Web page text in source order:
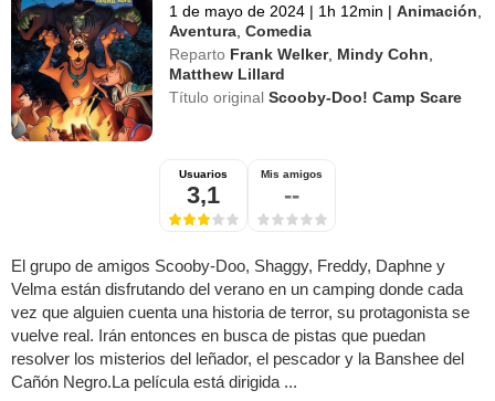
1 de mayo de 2024 | 1h 12min | Animación
Aventura ,Comedia
Reparto Frank Welker, Mindy Cohn
Matthew Lillard
Título originalScooby-Doo! Camp Scare
Usuarios
3,1
Mis amigos
--
El grupo de amigos Scooby-Doo, Shaggy, Freddy, Daphne y
Velma están disfrutando del verano en un camping donde cada
vez que alguien cuenta una historia de terror, su protagonista se
vuelve real. Irán entonces en busca de pistas que puedan
resolver los misterios del leñador, el pescador y la Banshee del
Cañón Negro.La película está dirigida ...